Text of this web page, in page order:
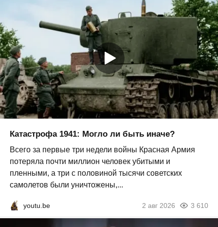
Катастрофа 1941: Могло ли быть иначе?
Всего за первые три недели войны Красная Армия
потеряла почти миллион человек убитыми и
пленными, а три с половиной тысячи советских
самолетов были уничтожены,...
youtu.be 2 авг 2026 3 610